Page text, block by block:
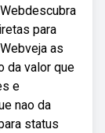
para
as
da valor que
e
nao da
status